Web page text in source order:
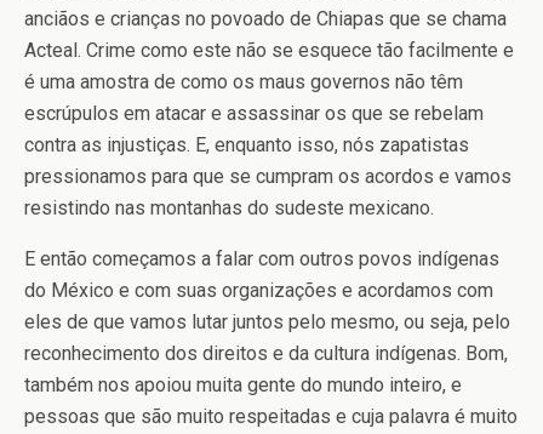
anciãos e crianças no povoado de Chiapas que se chama
Acteal. Crime como este não se esquece tão facilmente e
é uma amostra de como os maus governos não têm
escrúpulos em atacar e assassinar os que se rebelam
contra as injustiças. E, enquanto isso, nós zapatistas
pressionamos para que se cumpram os acordos e vamos
resistindo nas montanhas do sudeste mexicano.
E então começamos a falar com outros povos indígenas
do México e com suas organizações e acordamos com
eles de que vamos lutar juntos pelo mesmo, ou seja, pelo
reconhecimento dos direitos e da cultura indígenas. Bom,
também nos apoiou muita gente do mundo inteiro, e
pessoas que são muito respeitadas e cuja palavra é muito